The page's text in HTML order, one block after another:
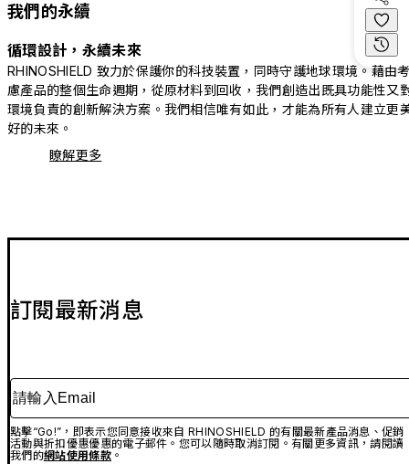
我們的永續
循環設計，永續未來
RHINOSHIELD 致力於保護你的科技裝置，同時守護地球環境。藉由
慮產品的整個生命週期，從原材料到回收，我們創造出既具功能性又
環境負責的創新解決方案。我們相信唯有如此，才能為所有人建立更
好的未來。
瞭解更多
訂閱最新消息
請輸入Email
點擊“Go!”，即表示您同意接收來自 RHINOSHIELD 的有關最新產品消息、促銷
活動與折扣優惠優惠的電子郵件。您可以隨時取消訂閱。有關更多資訊，請閱讀
我們的網站使用條款。